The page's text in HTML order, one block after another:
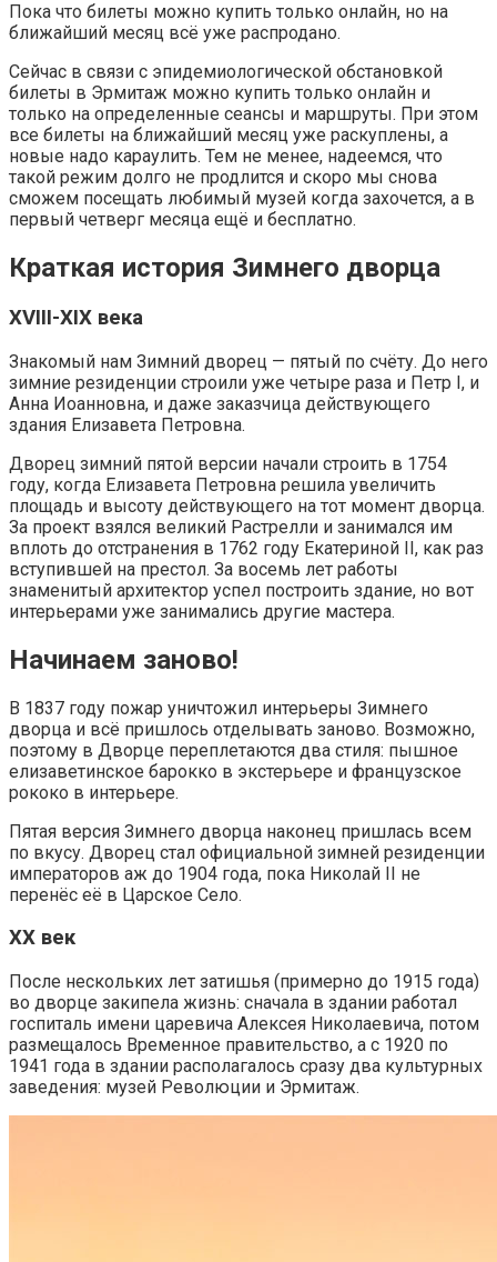
Пока что билеты можно купить только онлайн, но на
ближайший месяц всё уже распродано.
Сейчас в связи с эпидемиологической обстановкой
билеты в Эрмитаж можно купить только онлайн и
только на определенные сеансы и маршруты. При этом
все билеты на ближайший месяц уже раскуплены, а
новые надо караулить. Тем не менее, надеемся, что
такой режим долго не продлится и скоро мы снова
сможем посещать любимый музей когда захочется, а в
первый четверг месяца ещё и бесплатно.
Краткая история Зимнего дворца
XVIII-XIX века
Знакомый нам Зимний дворец — пятый по счёту. До него
зимние резиденции строили уже четыре раза и Петр I, и
Анна Иоанновна, и даже заказчица действующего
здания Елизавета Петровна.
Дворец зимний пятой версии начали строить в 1754
году, когда Елизавета Петровна решила увеличить
площадь и высоту действующего на тот момент дворца.
За проект взялся великий Растрелли и занимался им
вплоть до отстранения в 1762 году Екатериной II, как раз
вступившей на престол. За восемь лет работы
знаменитый архитектор успел построить здание, но вот
интерьерами уже занимались другие мастера.
Начинаем заново!
В 1837 году пожар уничтожил интерьеры Зимнего
дворца и всё пришлось отделывать заново. Возможно,
поэтому в Дворце переплетаются два стиля: пышное
елизаветинское барокко в экстерьере и французское
рококо в интерьере.
Пятая версия Зимнего дворца наконец пришлась всем
по вкусу. Дворец стал официальной зимней резиденции
императоров аж до 1904 года, пока Николай II не
перенёс её в Царское Село.
XX век
После нескольких лет затишья (примерно до 1915 года)
во дворце закипела жизнь: сначала в здании работал
госпиталь имени царевича Алексея Николаевича, потом
размещалось Временное правительство, а с 1920 по
1941 года в здании располагалось сразу два культурных
заведения: музей Революции и Эрмитаж.